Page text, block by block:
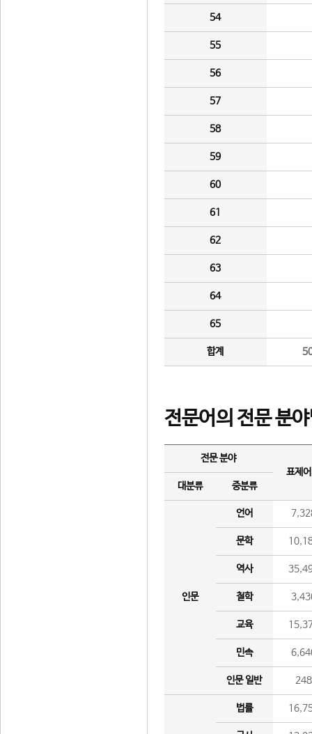
54
55
56
57
58
59
60
61
62
63
64
65
합계
전문어의 전문 분
전문 분야
표제
대분류
중분류
인문
언어
문학
역사
철학
교육
민속
인문 일반 248
법률